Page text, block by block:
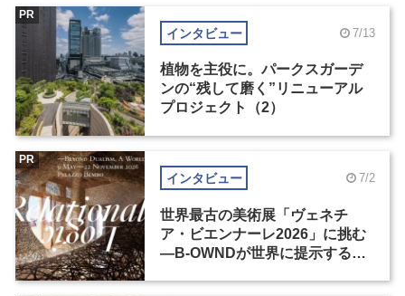
インタビュー 7/13
植物を主役に。パークスガーデ
ンの“残して磨く”リニューアル
プロジェクト（2）
PR
インタビュー 7/2
世界最古の美術展「ヴェネチ
ア・ビエンナーレ2026」に挑む
―B-OWNDが世界に提示する美
PR